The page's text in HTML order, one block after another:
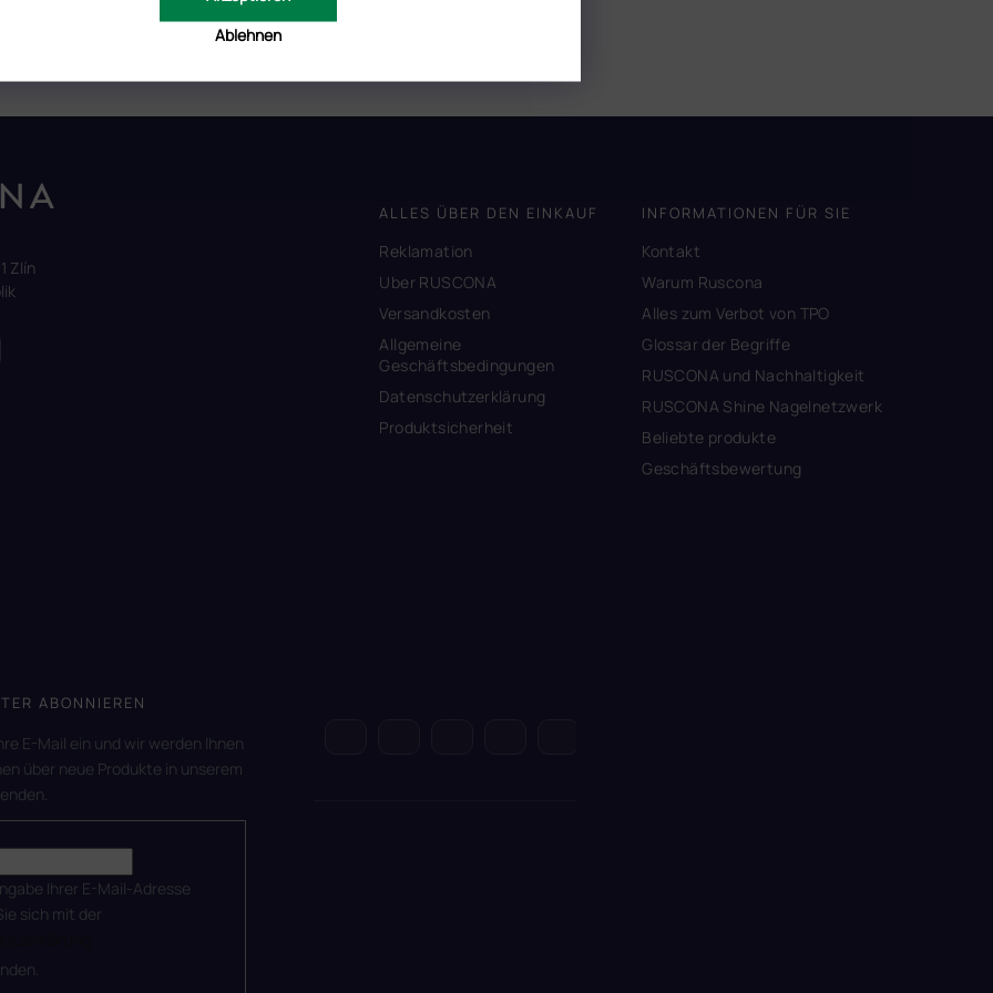
Ablehnen
Sie es mit Glanz.
dünner Schicht vonFOIL GEL CLEAR
Zlín
ALLES ÜBER DEN EINKAUF
Reklamation
Uber RUSCONA
Versandkosten
Allgemeine
Geschäftsbedingungen
Datenschutzerklärung
Produktsicherheit
INFORMATIONEN FÜR SIE
Kontakt
Warum Ruscona
Alles zum Verbot von TPO
Glossar der Begriffe
RUSCONA und Nachhaltigkeit
RUSCONA Shine Nagelnetzwerk
Beliebte produkte
Geschäftsbewertung
ABONNIEREN
E-Mail ein und wir werden Ihnen
über neue Produkte in unserem
Ihrer E-Mail-Adresse
sich mit der